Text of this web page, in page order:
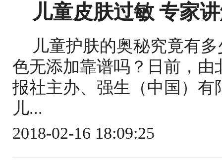
儿童皮肤过敏 专家
儿童护肤的奥秘究竟有
色无添加靠谱吗？日前，
报社主办、强生（中国）
儿...
2018-02-16 18:09:25